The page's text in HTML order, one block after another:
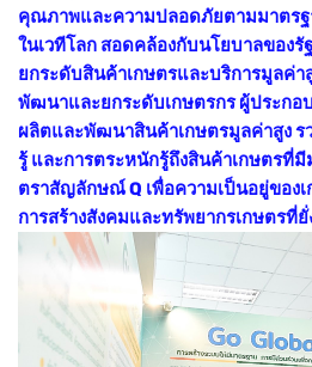
คุณภาพและความปลอดภัยตามมาตรฐ
ในเวทีโลก สอดคล้องกับนโยบาลของรั
ยกระดับสินค้าเกษตรและบริการมูลค่า
พัฒนาและยกระดับเกษตรกร ผู้ประกอ
ผลิตและพัฒนาสินค้าเกษตรมูลค่าสูง ร
รู้ และการตระหนักรู้ถึงสินค้าเกษตรที่
ตราสัญลักษณ์ Q เพื่อความเป็นอยู่ของ
การสร้างสังคมและทรัพยากรเกษตรที่